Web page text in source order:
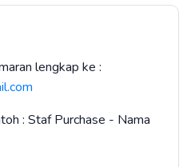
lengkap ke :
: Staf Purchase - Nama